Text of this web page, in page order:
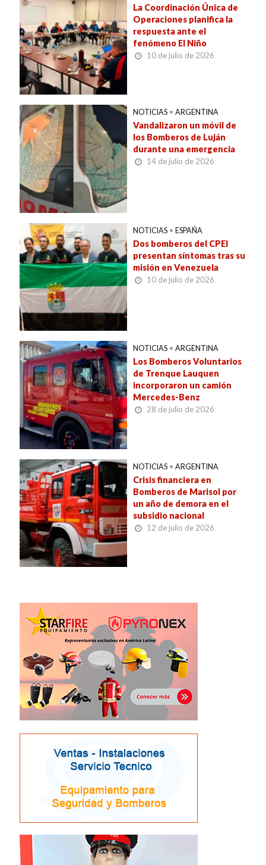
La Coordinación Única de
Operaciones planifica la
respuesta ante el
fenómeno El Niño
10 de julio de 2026
NOTICIAS • ARGENTINA
Vandalizaron un móvil de
los Bomberos de Luján
durante una emergencia
14 de julio de 2026
NOTICIAS • ESPAÑA
Dos bomberos del CPEI
presentan síntomas tras su
misión en Venezuela
10 de julio de 2026
NOTICIAS • ARGENTINA
Los Bomberos Voluntarios
de Trenque Lauquen
incorporaron un camión
Mercedes-Benz
28 de julio de 2026
NOTICIAS • ARGENTINA
Crisis financiera en
Bomberos de Marisol por
un año de demora en el
subsidio nacional
12 de julio de 2026